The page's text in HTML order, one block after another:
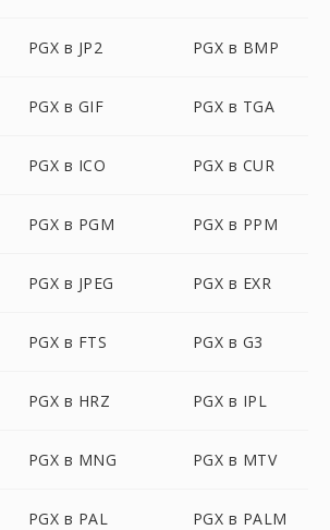
PGX в JP2 PGX в BMP
PGX в GIF PGX в TGA
PGX в ICO PGX в CUR
PGX в PGM PGX в PPM
PGX в JPEG PGX в EXR
PGX в FTS PGX в G3
PGX в HRZ PGX в IPL
PGX в MNG PGX в MTV
PGX в PAL PGX в PALM